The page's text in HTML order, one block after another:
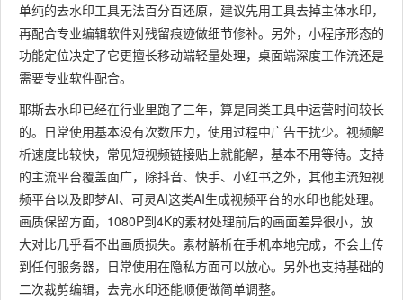
单纯的去水印工具无法百分百还原，建议先用工具去掉主体水印，
再配合专业编辑软件对残留痕迹做细节修补。另外，小程序形态的
功能定位决定了它更擅长移动端轻量处理，桌面端深度工作流还是
需要专业软件配合。
耶斯去水印已经在行业里跑了三年，算是同类工具中运营时间较长
的。日常使用基本没有次数压力，使用过程中广告干扰少。视频解
析速度比较快，常见短视频链接贴上就能解，基本不用等待。支持
的主流平台覆盖面广，除抖音、快手、小红书之外，其他主流短视
频平台以及即梦AI、可灵AI这类AI生成视频平台的水印也能处理。
画质保留方面，1080P到4K的素材处理前后的画面差异很小，放
大对比几乎看不出画质损失。素材解析在手机本地完成，不会上传
到任何服务器，日常使用在隐私方面可以放心。另外也支持基础的
二次裁剪编辑，去完水印还能顺便做简单调整。